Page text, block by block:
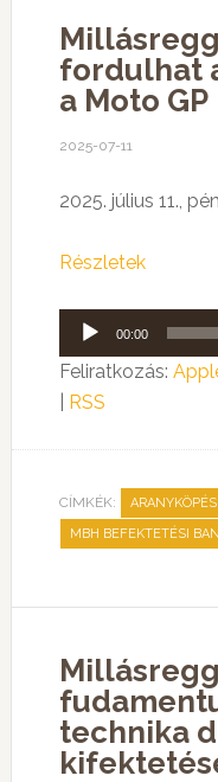
fordulhat
a Moto GP
2025-07-11
2025. július 11.,
Részletek
Audió
lejátszó
00:00
Feliratkozás:
RSS
CÍMKÉK: ARANYKÖPÉS
MBH BEFEKTETÉSI
technika